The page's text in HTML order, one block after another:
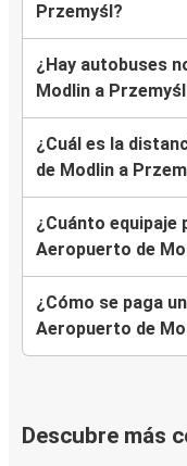
Przemyśl?
¿Hay autobuses
Modlin a
¿Cuál es la
de Modlin a
¿Cuánto equipaje
Aeropuerto de
¿Cómo se paga
Aeropuerto de
Descubre más